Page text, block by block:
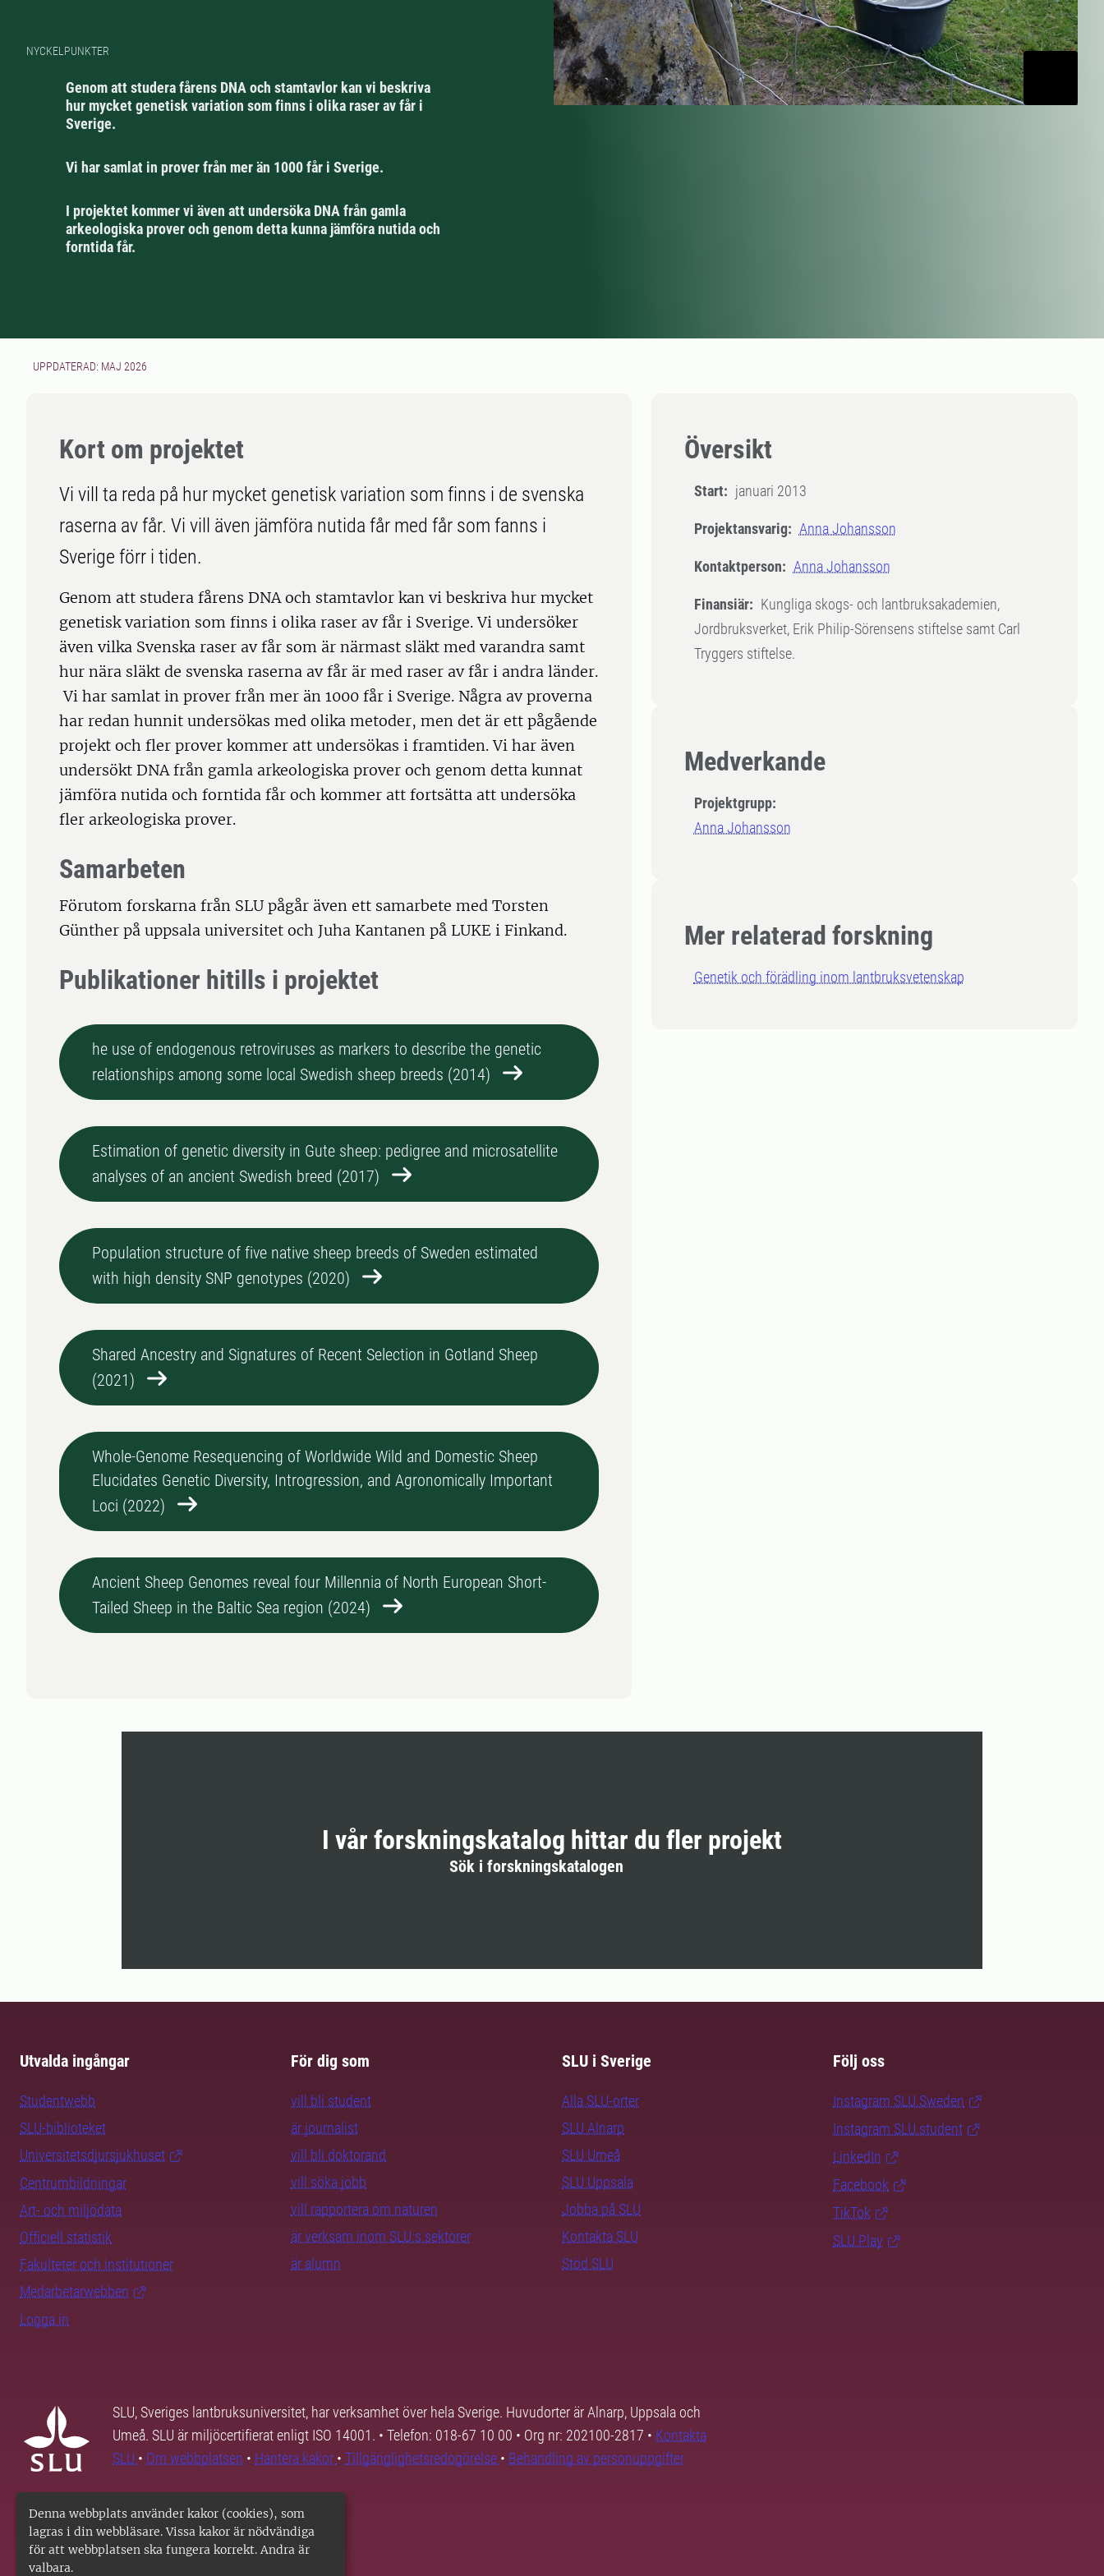
Denna webbplats använder kakor (cookies), som
lagras i din webbläsare. Vissa kakor är nödvändiga
för att webbplatsen ska fungera korrekt. Andra är
valbara.
NYCKELPUNKTER
Genom att studera fårens DNA och stamtavlor kan vi beskriva
hur mycket genetisk variation som finns i olika raser av får i
Sverige.
Vi har samlat in prover från mer än 1000 får i Sverige.
I projektet kommer vi även att undersöka DNA från gamla
arkeologiska prover och genom detta kunna jämföra nutida och
forntida får.
UPPDATERAD: MAJ 2026
Översikt
Start: januari 2013
Projektansvarig: Anna Johansson
Kontaktperson: Anna Johansson
Finansiär: Kungliga skogs- och lantbruksakademien,
Jordbruksverket, Erik Philip-Sörensens stiftelse samt Carl
Tryggers stiftelse.
Medverkande
Projektgrupp:
Anna Johansson
Mer relaterad forskning
Genetik och förädling inom lantbruksvetenskap
Kort om projektet
Vi vill ta reda på hur mycket genetisk variation som finns i de svenska
raserna av får. Vi vill även jämföra nutida får med får som fanns i
Sverige förr i tiden.
Genom att studera fårens DNA och stamtavlor kan vi beskriva hur mycket
genetisk variation som finns i olika raser av får i Sverige. Vi undersöker
även vilka Svenska raser av får som är närmast släkt med varandra samt
hur nära släkt de svenska raserna av får är med raser av får i andra länder.
Vi har samlat in prover från mer än 1000 får i Sverige. Några av proverna
har redan hunnit undersökas med olika metoder, men det är ett pågående
projekt och fler prover kommer att undersökas i framtiden. Vi har även
undersökt DNA från gamla arkeologiska prover och genom detta kunnat
jämföra nutida och forntida får och kommer att fortsätta att undersöka
fler arkeologiska prover.
Samarbeten
Förutom forskarna från SLU pågår även ett samarbete med Torsten
Günther på uppsala universitet och Juha Kantanen på LUKE i Finkand.
Publikationer hitills i projektet
he use of endogenous retroviruses as markers to describe the genetic
relationships among some local Swedish sheep breeds (2014)
Estimation of genetic diversity in Gute sheep: pedigree and microsatellite
analyses of an ancient Swedish breed (2017)
Population structure of five native sheep breeds of Sweden estimated
with high density SNP genotypes (2020)
Shared Ancestry and Signatures of Recent Selection in Gotland Sheep
(2021)
Whole-Genome Resequencing of Worldwide Wild and Domestic Sheep
Elucidates Genetic Diversity, Introgression, and Agronomically Important
Loci (2022)
Ancient Sheep Genomes reveal four Millennia of North European Short-
Tailed Sheep in the Baltic Sea region (2024)
I vår forskningskatalog hittar du fler projekt
Sök i forskningskatalogen
Utvalda ingångar
Studentwebb
SLU-biblioteket
Universitetsdjursjukhuset
Centrumbildningar
Art- och miljödata
Officiell statistik
Fakulteter och institutioner
Medarbetarwebben
Logga in
För dig som
vill bli student
är journalist
vill bli doktorand
vill söka jobb
vill rapportera om naturen
är verksam inom SLU:s sektorer
är alumn
SLU i Sverige
Alla SLU-orter
SLU Alnarp
SLU Umeå
SLU Uppsala
Jobba på SLU
Kontakta SLU
Stöd SLU
Följ oss
Instagram SLU.Sweden
Instagram SLU.student
LinkedIn
Facebook
TikTok
SLU Play
SLU, Sveriges lantbruksuniversitet, har verksamhet över hela Sverige. Huvudorter är Alnarp, Uppsala och
Umeå. SLU är miljöcertifierat enligt ISO 14001. • Telefon: 018-67 10 00 • Org nr: 202100-2817 • Kontakta
SLU • Om webbplatsen • Hantera kakor • Tillgänglighetsredogörelse • Behandling av personuppgifter